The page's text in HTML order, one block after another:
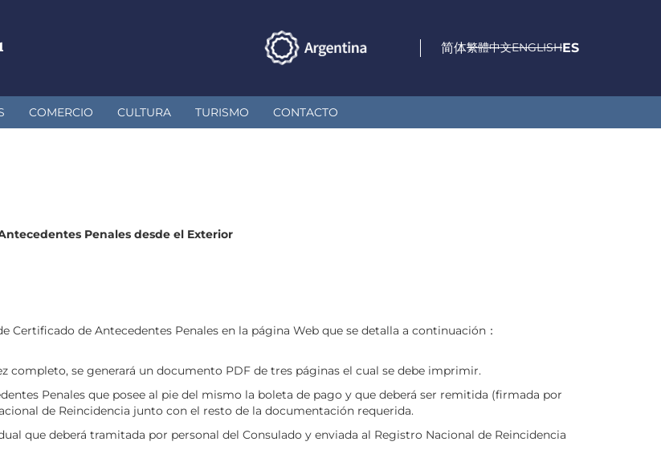
简体繁體中文ENGLISHES
COMERCIO CULTURA TURISMO CONTACTO
Penales desde el Exterior
de Antecedentes Penales en la página Web que se detalla a continuación：
completo, se generará un documento PDF de tres páginas el cual se debe imprimir.
Penales que posee al pie del mismo la boleta de pago y que deberá ser remitida (firmada por
de Reincidencia junto con el resto de la documentación requerida.
que deberá tramitada por personal del Consulado y enviada al Registro Nacional de Reincidencia